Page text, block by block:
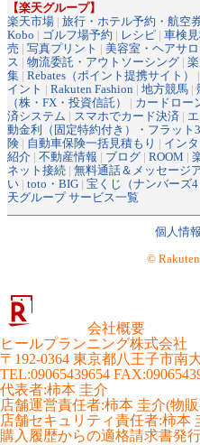
【楽天グループ】
楽天市場 | 旅行・ホテル予約・航空
Kobo | ゴルフ場予約 | レシピ | 車検
売 | 写真プリント | 美容室・ヘアサ
ス | 物流委託・アウトソーシング |
集 | Rebates（ポイント提携サイト） |
イント | Rakuten Fashion | 地方競馬 |
（株・FX・投資信託）
| カードロー
済システム | スマホでカード決済 |
動金利（固定特約付き）・フラット
険 | 自動車保険一括見積もり | イン
紹介 | 不動産情報 | ブログ | ROOM |
ネット接続 | 無料通話＆メッセージ
い | toto・BIG | 宝くじ（ナンバーズ4
天グループ サービス一覧
個人情
©
会社概要
ヒールプランニング株式会社
〒192-0364 東京都八王子市南
TEL:09065439654
代表者:柿本 圭介
店舗運営責任者:柿本 圭介(物
店舗セキュリティ責任者:柿本
購入履歴からの適格請求書発